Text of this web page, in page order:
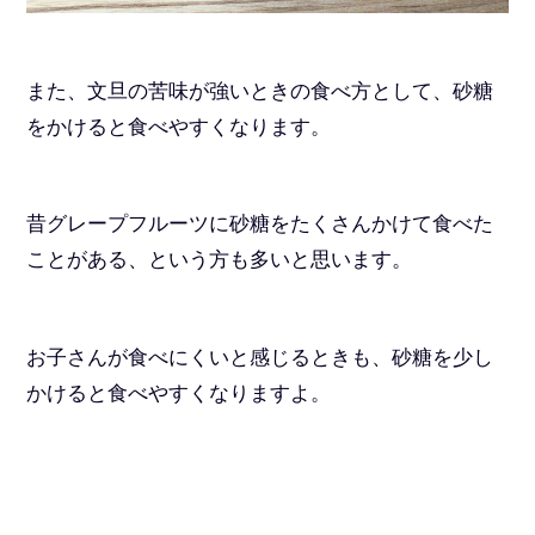
また、文旦の苦味が強いときの食べ方として、砂糖
をかけると食べやすくなります。
昔グレープフルーツに砂糖をたくさんかけて食べた
ことがある、という方も多いと思います。
お子さんが食べにくいと感じるときも、砂糖を少し
かけると食べやすくなりますよ。